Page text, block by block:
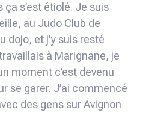
s’est étiolé. Je suis
au Judo Club de
dojo, et j’y suis resté
à Marignane, je
moment c’est devenu
se garer. J’ai commencé
des gens sur Avignon